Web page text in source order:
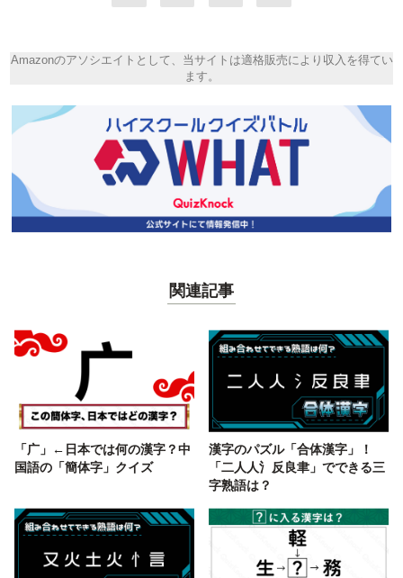
Amazonのアソシエイトとして、当サイトは適格販売により収入を得てい
ます。
関連記事
「广」←日本では何の漢字？中
国語の「簡体字」クイズ
漢字のパズル「合体漢字」！
「二人人氵反良聿」でできる三
字熟語は？